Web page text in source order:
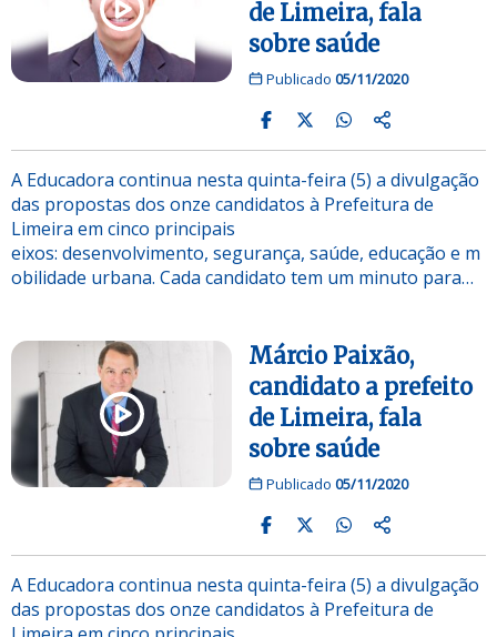
de Limeira, fala
sobre saúde
Publicado 05/11/2020
A Educadora continua nesta quinta-feira (5) a divulgação
das propostas dos onze candidatos à Prefeitura de
Limeira em cinco principais
eixos: desenvolvimento, segurança, saúde, educação e m
obilidade urbana. Cada candidato tem um minuto para…
Márcio Paixão,
candidato a prefeito
de Limeira, fala
sobre saúde
Publicado 05/11/2020
A Educadora continua nesta quinta-feira (5) a divulgação
das propostas dos onze candidatos à Prefeitura de